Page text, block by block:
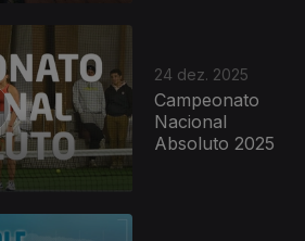
24 dez. 2025
Campeonato
Nacional
Absoluto 2025